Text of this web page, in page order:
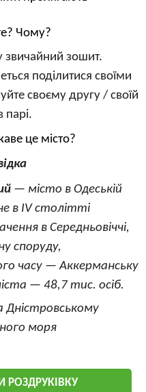
Чому?
звичайний зошит.
поділитися своїми
своєму другу / своїй
парі.
це місто?
— місто в Одеській
в IV столітті
в Середньовіччі,
споруду,
часу — Аккерманську
— 48,7 тис. осіб.
моря
РОЗДРУКІВКУ